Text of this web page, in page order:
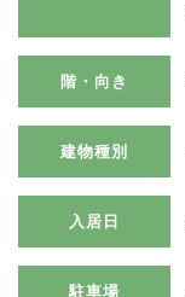
階・向き
建物種別
入居日
駐車場